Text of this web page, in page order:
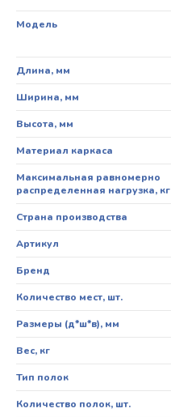
Модель
Длина, мм
Ширина, мм
Высота, мм
Материал каркаса
Максимальная равномерно
распределенная нагрузка, кг
Страна производства
Артикул
Бренд
Количество мест, шт.
Размеры (д*ш*в), мм
Вес, кг
Тип полок
Количество полок, шт.